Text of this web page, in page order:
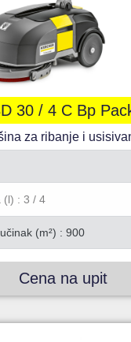
30 / 4 C Bp
za ribanje i
(l) : 3 / 4
(m²) : 900
Cena na upit